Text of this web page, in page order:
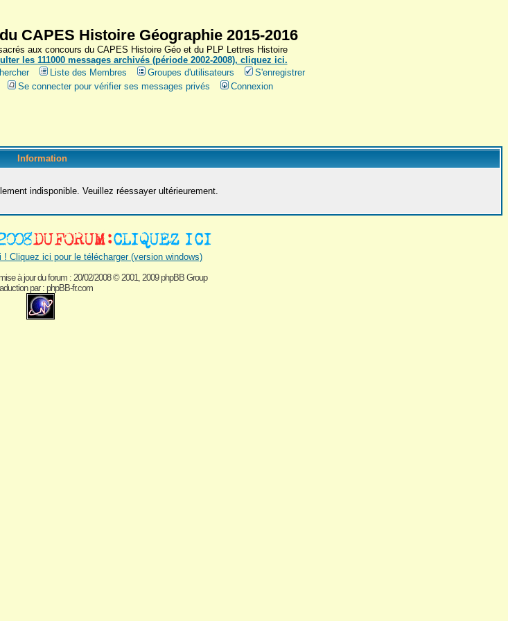
CAPES Histoire Géographie 2015-2016
aux concours du CAPES Histoire Géo et du PLP Lettres Histoire
les 111000 messages archivés (période 2002-2008), cliquez ici.
Liste des Membres Groupes d'utilisateurs
S'enregistrer
Se connecter pour vérifier ses messages privés Connexion
Information
indisponible. Veuillez réessayer ultérieurement.
Cliquez ici pour le télécharger (version windows)
à jour du forum : 20/02/2008© 2001, 2009 phpBB Group
par : phpBB-fr.com